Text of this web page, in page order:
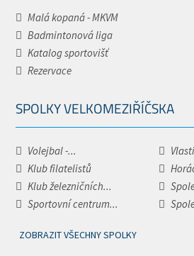
Malá kopaná - MKVM
Badmintonová liga
Katalog sportovišť
Rezervace
SPOLKY VELKOMEZIŘÍČSKA
Volejbal -...
Klub filatelistů
Klub železničních...
Sportovní centrum...
ZOBRAZIT VŠECHNY SPOLKY